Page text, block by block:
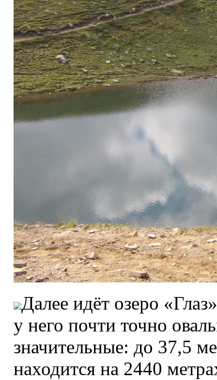
Далее идёт озеро
у него почти точно
значительные: до 37,5
находится на 2440